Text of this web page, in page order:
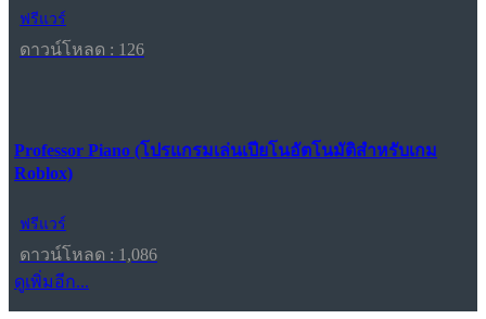
ฟรีแวร์
ดาวน์โหลด : 126
Professor Piano (โปรแกรมเล่นเปียโนอัตโนมัติสำหรับเกม
Roblox)
ฟรีแวร์
ดาวน์โหลด : 1,086
ดูเพิ่มอีก...